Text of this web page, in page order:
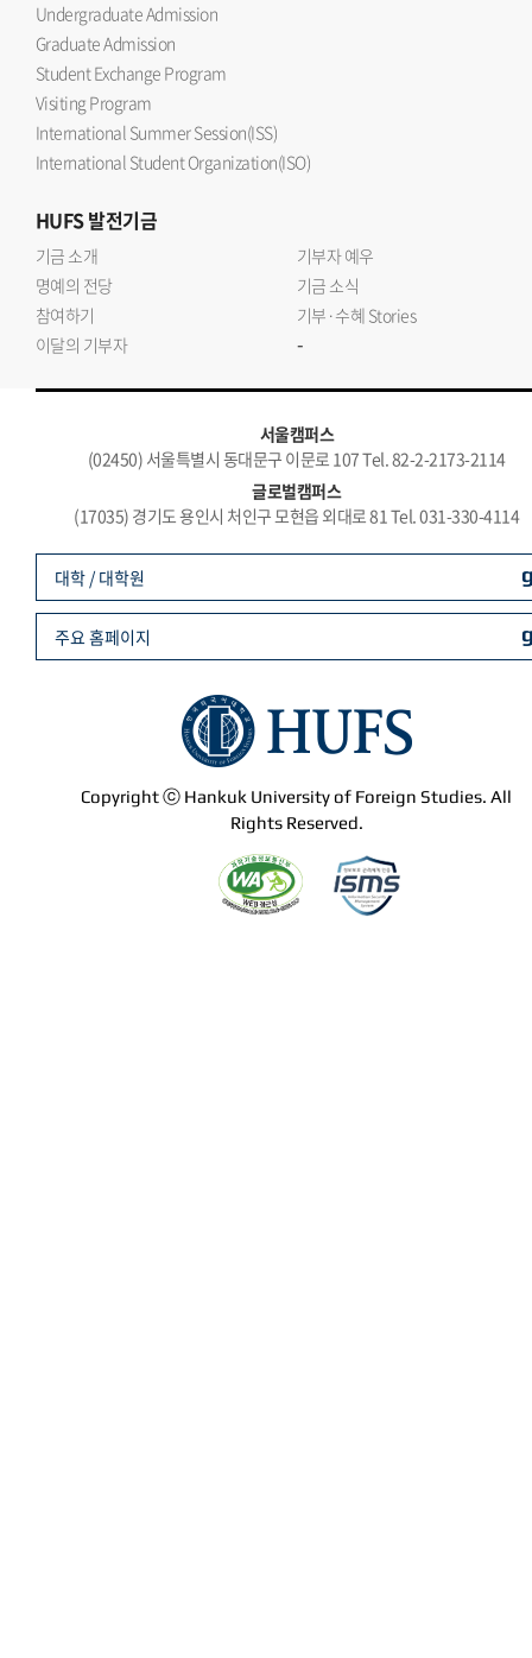
Undergraduate Admission
Graduate Admission
Student Exchange Program
Visiting Program
International Summer Session(ISS)
International Student Organization(ISO)
HUFS발전기금
기금 소개
기부자 예우
명예의 전당
기금 소식
참여하기
기부·수혜 Stories
이달의 기부자
-
서울캠퍼스
(02450) 서울특별시 동대문구 이문로 107 Tel. 82-2-2173-2114
글로벌캠퍼스
(17035) 경기도 용인시 처인구 모현읍 외대로 81 Tel. 031-330-4114
Copyright ⓒ Hankuk University of Foreign Studies. All
Rights Reserved.
대학 / 대학원
주요 홈페이지